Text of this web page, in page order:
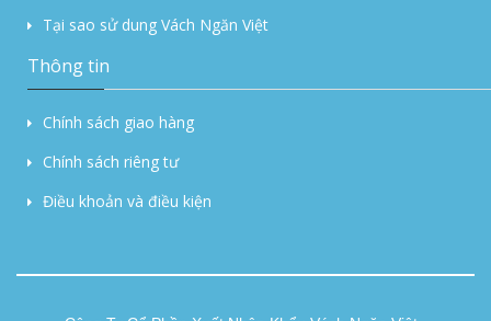
Tại sao sử dung Vách Ngăn Việt
Thông tin
Chính sách giao hàng
Chính sách riêng tư
Điều khoản và điều kiện